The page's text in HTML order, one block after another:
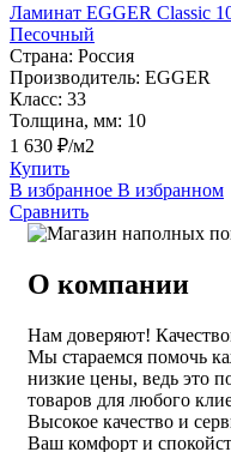
Ламинат EGGER Classic
Песочный
Страна: Россия
Производитель: EGGER
Класс: 33
Толщина, мм: 10
1 630 ₽/м2
Купить
В избранное В избранном
Сравнить
О компании
Нам доверяют!
Мы стараемся помочь
низкие цены, ведь это
товаров для любого
Высокое качество и
Ваш комфорт и